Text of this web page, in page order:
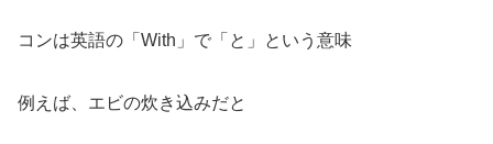
コンは英語の「With」で「と」という意味
例えば、エビの炊き込みだと